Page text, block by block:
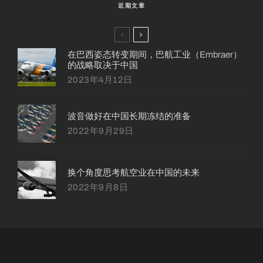
近期文章
在巴西姿态转变期间，巴航工业（Embraer）
的战略取决于中国
2023年4月12日
波音做好在中国长期冻结的准备
2022年9月29日
换个角度思考航空业在中国的未来
2022年9月8日